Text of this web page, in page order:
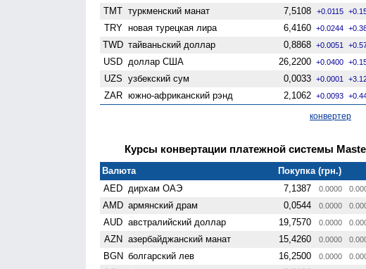
TMT туркменский манат 7,5108 +0.0115
TRY новая турецкая лира 6,4160 +0.0244
TWD тайваньский доллар 0,8868 +0.0051
USD доллар США 26,2200 +0.0400
UZS узбекский сум 0,0033 +0.0001
ZAR южно-африканский рэнд 2,1062 +0.0093
конвертер
Курсы конвертации платежной системы
Валюта Покупка (грн.)
AED дирхам ОАЭ 7,1387 0.0000
AMD армянский драм 0,0544 0.0000
AUD австралийский доллар 19,7570 0.0000
AZN азербайджанский манат 15,4260 0.0000
BGN болгарский лев 16,2500 0.0000